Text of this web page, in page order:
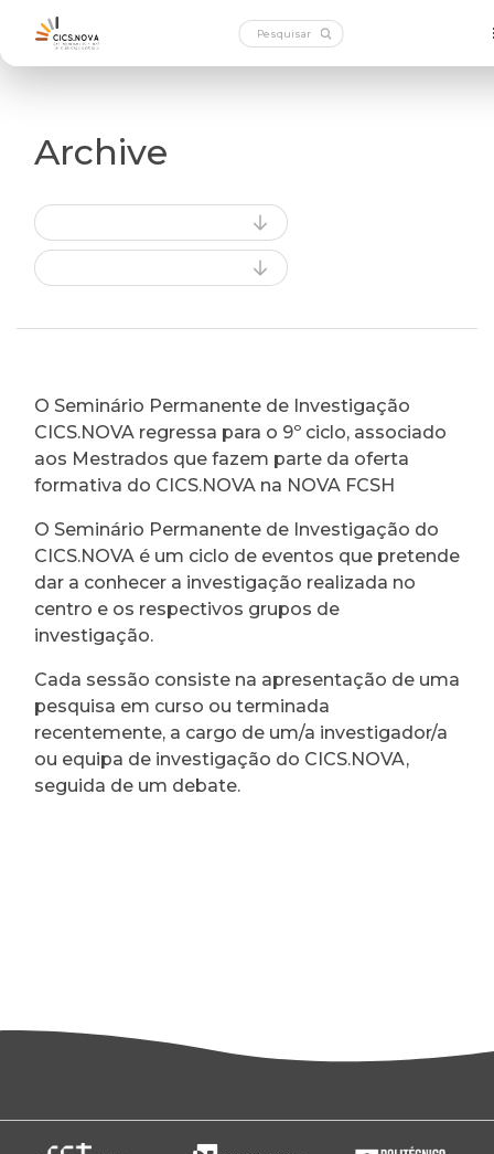
Archive
O Seminário Permanente de Investigação
CICS.NOVA regressa para o 9º ciclo, associado
aos Mestrados que fazem parte da oferta
formativa do CICS.NOVA na NOVA FCSH
O Seminário Permanente de Investigação do
CICS.NOVA é um ciclo de eventos que pretende
dar a conhecer a investigação realizada no
centro e os respectivos grupos de
investigação.
Cada sessão consiste na apresentação de uma
pesquisa em curso ou terminada
recentemente, a cargo de um/a investigador/a
ou equipa de investigação do CICS.NOVA,
seguida de um debate.